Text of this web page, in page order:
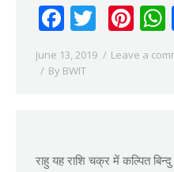
Facebook
June 13, 2019 Leave a
By BWIT
राहु यह राशि चक्र में कल्पित